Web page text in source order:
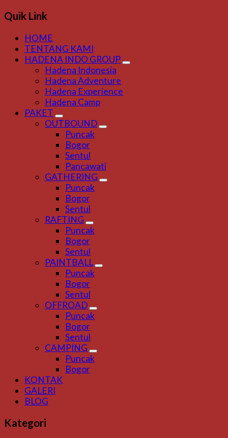
Quik Link
HOME
TENTANG KAMI
HADENA INDO GROUP
Hadena Indonesia
Hadena Adventure
Hadena Experience
Hadena Camp
PAKET
OUTBOUND
Puncak
Bogor
Sentul
Pancawati
GATHERING
Puncak
Bogor
Sentul
RAFTING
Puncak
Bogor
Sentul
PAINTBALL
Puncak
Bogor
Sentul
OFFROAD
Puncak
Bogor
Sentul
CAMPING
Puncak
Bogor
KONTAK
GALERI
BLOG
Kategori